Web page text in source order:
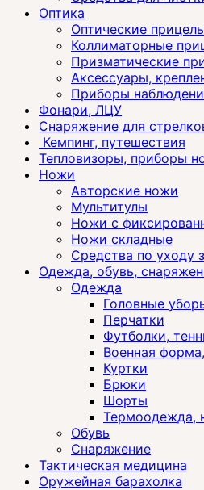
Оптика
Оптические
Коллиматорные
Призматические
Аксессуары,
Приборы
Фонари, ЛЦУ
Снаряжение для
Кемпинг, путешествия
Тепловизоры, приборы
Ножи
Авторские ножи
Мультитулы
Ножи с
Ножи складные
Средства по уходу
Одежда, обувь,
Одежда
Головные
Перчатки
Футболки,
Военная
Куртки
Брюки
Шорты
Термоодежда,
Обувь
Снаряжение
Тактическая медицина
Оружейная барахолка